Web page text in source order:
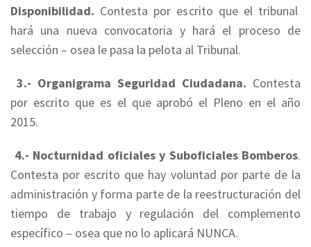
Disponibilidad. Contesta por escrito que el tribunal
hará una nueva convocatoria y hará el proceso de
selección – osea le pasa la pelota al Tribunal.
3.- Organigrama Seguridad Ciudadana. Contesta
por escrito que es el que aprobó el Pleno en el año
2015.
4.- Nocturnidad oficiales y Suboficiales Bomberos.
Contesta por escrito que hay voluntad por parte de la
administración y forma parte de la reestructuración del
tiempo de trabajo y regulación del complemento
específico – osea que no lo aplicará NUNCA.